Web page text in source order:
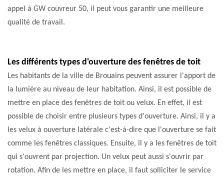
appel à GW couvreur 50, il peut vous garantir une meilleure
qualité de travail.
Les différents types d'ouverture des fenêtres de toit
Les habitants de la ville de Brouains peuvent assurer l'apport de
la lumière au niveau de leur habitation. Ainsi, il est possible de
mettre en place des fenêtres de toit ou velux. En effet, il est
possible de choisir entre plusieurs types d'ouverture. Ainsi, il y a
les velux à ouverture latérale c'est-à-dire que l'ouverture se fait
comme les fenêtres classiques. Ensuite, il y a les fenêtres de toit
qui s'ouvrent par projection. Un velux peut aussi s'ouvrir par
rotation. Afin de les mettre en place, il faut solliciter le service